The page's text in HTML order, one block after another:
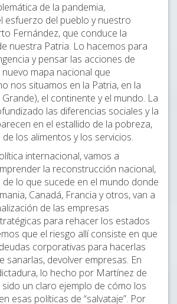
de la pandemia,
esfuerzo del pueblo y nuestro
Fernández, que conduce la
nuestra Patria. Lo hacemos para
y pensar las acciones de
mapa nacional que
nos situamos en la Patria, en la
el continente y el mundo. La
las diferencias sociales y la
en el estallido de la pobreza,
los alimentos y los servicios.
internacional, vamos a
la reconstrucción nacional,
lo que sucede en el mundo donde
Canadá, Francia y otros, van a
de las empresas
para rehacer los estados
que el riesgo allí consiste en que
corporativas para hacerlas
sanarlas, devolver empresas. En
lo hecho por Martínez de
sido un claro ejemplo de cómo los
esas políticas de “salvataje”. Por